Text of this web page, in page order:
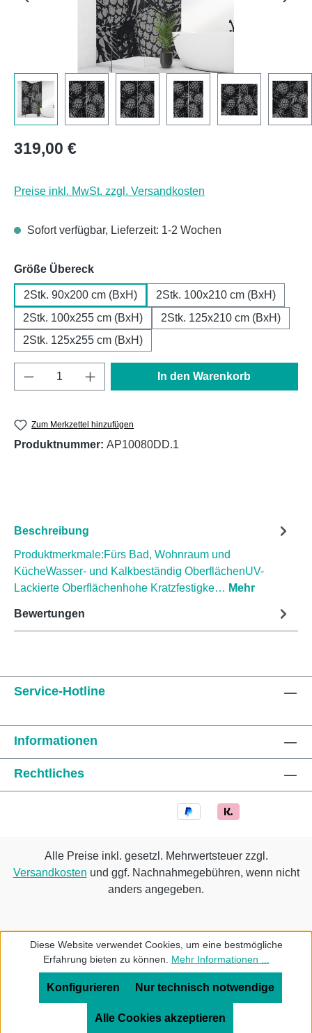
Regulärer Preis:
319,00 €
Preise inkl. MwSt. zzgl. Versandkosten
Sofort verfügbar, Lieferzeit: 1-2 Wochen
Größe Übereckauswählen
2Stk. 90x200 cm (BxH)
2Stk. 100x210 cm (BxH)
2Stk. 100x255 cm (BxH)
2Stk. 125x210 cm (BxH)
2Stk. 125x255 cm (BxH)
Produkt Anzahl: Gib den gewünschten
In den Warenkorb
Zum Merkzettel hinzufügen
Produktnummer: AP10080DD.1
Beschreibung
Produktmerkmale:Fürs Bad, Wohnraum und
KücheWasser- und Kalkbeständig OberflächenUV-
Lackierte Oberflächenhohe Kratzfestigke… Mehr
Bewertungen
Service-Hotline
Informationen
Rechtliches
Alle Preise inkl. gesetzl. Mehrwertsteuer zzgl.
Versandkosten und ggf. Nachnahmegebühren, wenn nicht
anders angegeben.
Diese Website verwendet Cookies, um eine bestmögliche
Erfahrung bieten zu können. Mehr Informationen ...
Nur technisch notwendige
Konfigurieren
Alle Cookies akzeptieren